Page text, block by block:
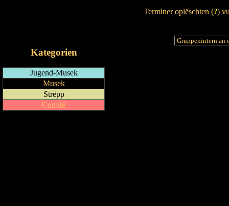
Kategorien
Jugend-Musek
Musek
Strëpp
Comité
Terminer oplëschten (?)